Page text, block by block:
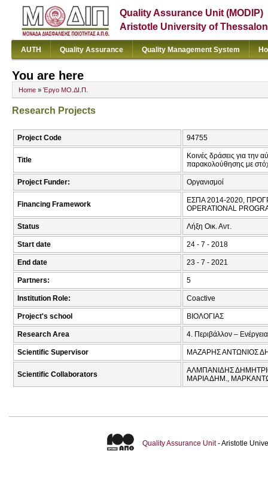
Quality Assurance Unit (MODIP)
Aristotle University of
AUTH Quality Assurance Quality Management System
You are here
Home » Έργο ΜΟ.ΔΙ.Π.
Research Projects
Project Code 94755
Title
Κοινές δράσεις για την
παρακολούθησης με
Project Funder: Οργανισμοί
Financing Framework
ΕΣΠΑ 2014-2020,
OPERATIONAL
Status Λήξη Οικ. Αντ.
Start date 24 - 7 - 2018
End date 23 - 7 - 2021
Partners: 5
Institution Role: Coactive
Project's school ΒΙΟΛΟΓΙΑΣ
Research Area 4. Περιβάλλον – Ενέργεια
Scientific Supervisor ΜΑΖΑΡΗΣ ΑΝΤΩΝΙΟΣ
Scientific Collaborators
ΑΛΜΠΑΝΙΔΗΣ
ΜΑΡΙΑ ΔΗΜ.,
Quality Assurance Unit- Aristotle